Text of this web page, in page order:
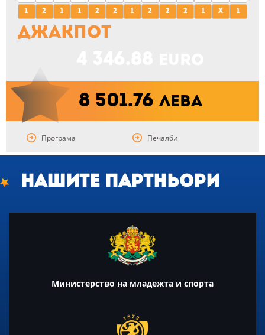
1 2 1 1 2 2 1 2 2 2 1 X 1
Джакпот
8 501.76 лева
Програма Печалби
Нашите партньори
Министерство на младежта и спорта